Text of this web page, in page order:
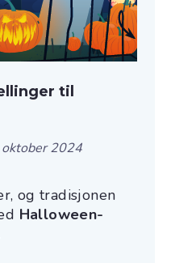
til
2024
og tradisjonen
Halloween-